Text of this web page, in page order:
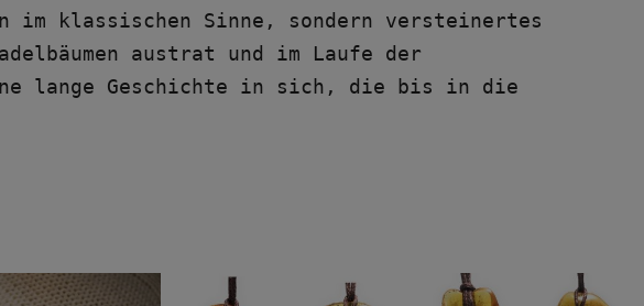
im klassischen Sinne, sondern versteinertes
austrat und im Laufe der
lange Geschichte in sich, die bis in die